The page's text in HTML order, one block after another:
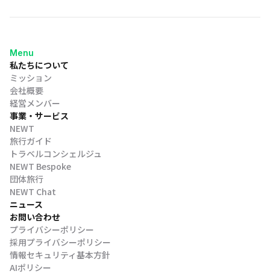
Menu
私たちについて
ミッション
会社概要
経営メンバー
事業・サービス
NEWT
旅行ガイド
トラベルコンシェルジュ
NEWT Bespoke
団体旅行
NEWT Chat
ニュース
お問い合わせ
プライバシーポリシー
採用プライバシーポリシー
情報セキュリティ基本方針
AIポリシー